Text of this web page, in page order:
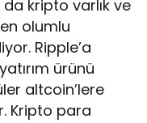
kripto varlık ve
olumlu
Ripple’a
ürünü
altcoin’lere
Kripto para